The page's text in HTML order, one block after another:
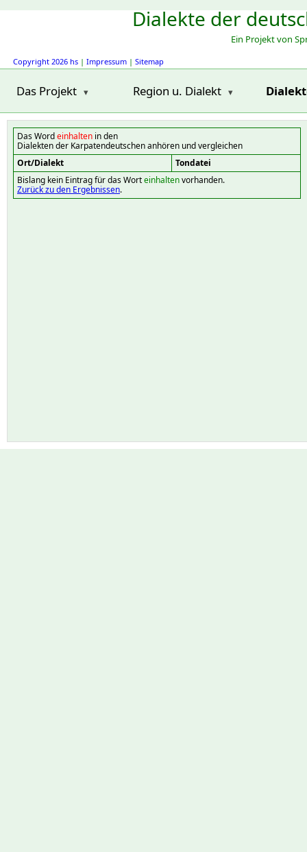
Dialekte der
Ein Projekt von
Copyright 2026 hs | Impressum | Sitemap
Das Projekt Region u. Dialekt
Das Wordeinhalten in den
Dialekten der Karpatendeutschen anhören und vergleichen
Ort/Dialekt
Tondatei
Bislang kein Eintrag für das Worteinhaltenvorhanden.
Zurück zu den Ergebnissen.